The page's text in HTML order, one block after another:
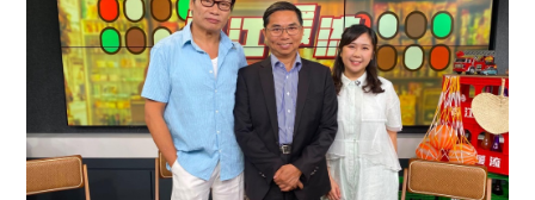
监制：梁学曦
逢星期一至五，上午十时至下午一时，欢迎你！